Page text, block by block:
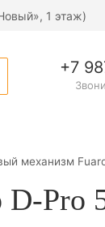
1 этаж)
+7
механизм
Pro